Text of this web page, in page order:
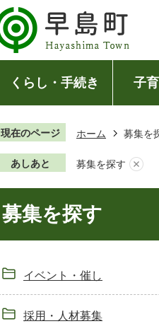
くらし・手続き 子
現在のページ ホーム 募集を
あしあと 募集を探す
募集を探す
イベント・催し
採用・人材募集